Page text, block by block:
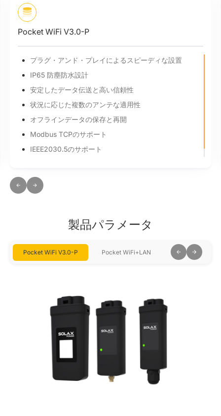
Pocket WiFi V3.0-P
プラグ・アンド・プレイによるスピーディな設置
IP65 防塵防水設計
安定したデータ伝送と高い信頼性
状況に応じた複数のアンテな適用性
オフラインデータの保存と再開
Modbus TCPのサポート
IEEE2030.5のサポート
製品パラメータ
Pocket WiFi V3.0-P Pocket WiFi+LAN